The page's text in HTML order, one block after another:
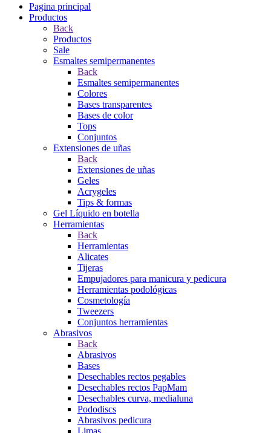
Pagina principal
Productos
Back
Productos
Sale
Esmaltes semipermanentes
Back
Esmaltes semipermanentes
Colores
Bases transparentes
Bases de color
Tops
Conjuntos
Extensiones de uñas
Back
Extensiones de uñas
Geles
Acrygeles
Tips & formas
Gel Líquido en botella
Herramientas
Back
Herramientas
Alicates
Tijeras
Empujadores para manicura y pedicura
Herramientas podológicas
Cosmetología
Tweezers
Conjuntos herramientas
Abrasivos
Back
Abrasivos
Bases
Desechables rectos pegables
Desechables rectos PapMam
Desechables curva, medialuna
Pododiscs
Abrasivos pedicura
Limas